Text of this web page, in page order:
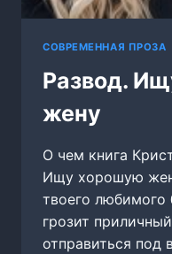
СОВРЕМЕННАЯ ПРОЗА
Развод.
жену
О чем книга
Ищу хорошую
твоего любимого
грозит
отправиться под